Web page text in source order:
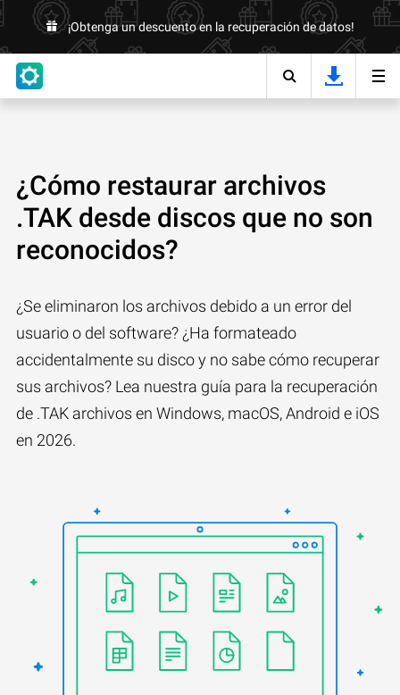
¡Obtenga un descuento en la recuperación de datos!
¿Cómo restaurar archivos
.TAK desde discos que no son
reconocidos?
¿Se eliminaron los archivos debido a un error del
usuario o del software? ¿Ha formateado
accidentalmente su disco y no sabe cómo recuperar
sus archivos? Lea nuestra guía para la recuperación
de .TAK archivos en Windows, macOS, Android e iOS
en 2026.